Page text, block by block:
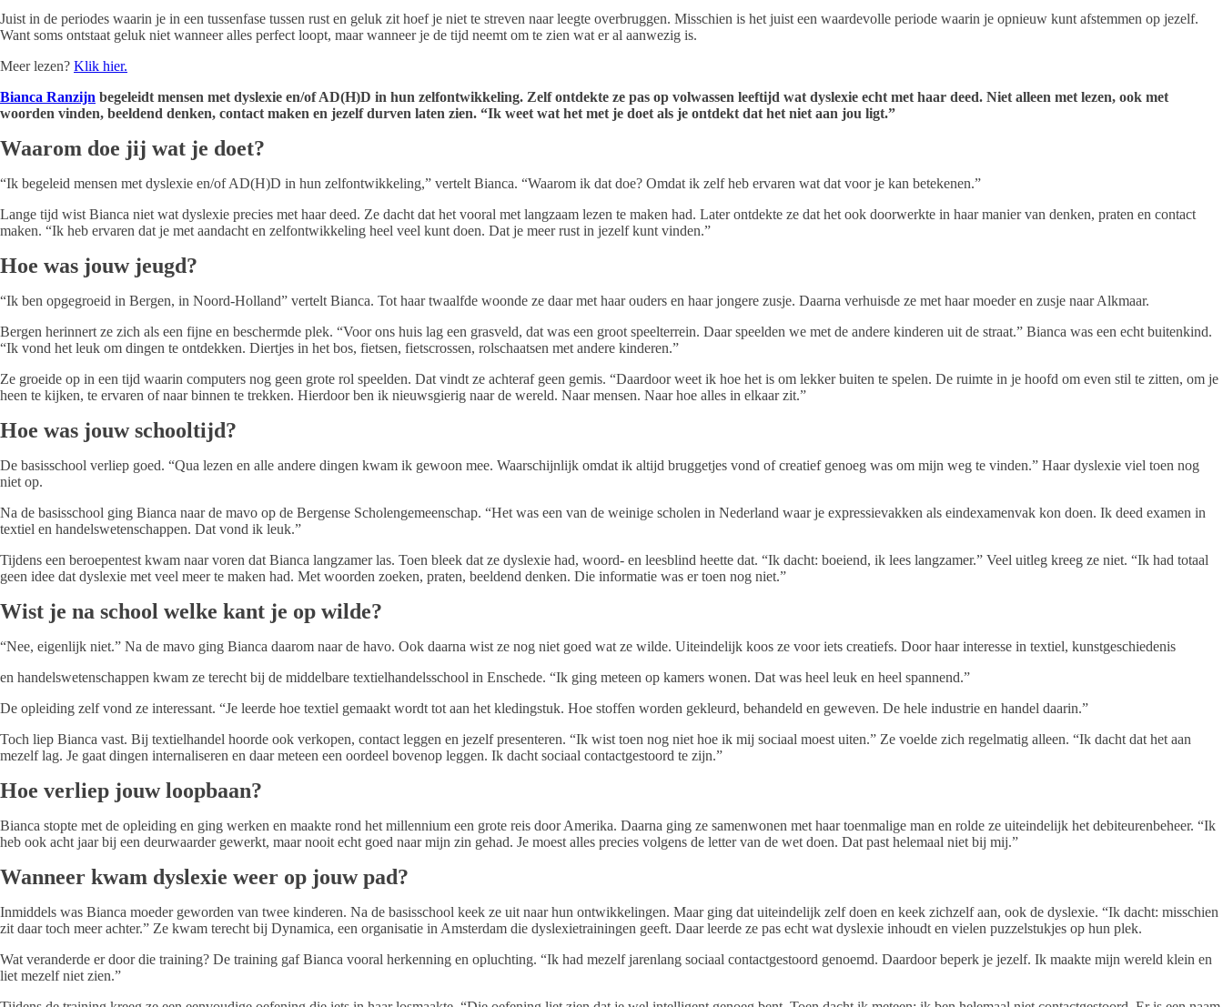
Juist in de periodes waarin je in een tussenfase tussen rust en geluk zit hoef je niet te streven naar leegte overbruggen. Misschien is het juist een waardevolle periode waarin je opnieuw kunt afstemmen op jezelf.
Want soms ontstaat geluk niet wanneer alles perfect loopt, maar wanneer je de tijd neemt om te zien wat er al aanwezig is.
Meer lezen? Klik hier.
Bianca Ranzijn begeleidt mensen met dyslexie en/of AD(H)D in hun zelfontwikkeling. Zelf ontdekte ze pas op volwassen leeftijd wat dyslexie echt met haar deed. Niet alleen met lezen, ook met
woorden vinden, beeldend denken, contact maken en jezelf durven laten zien. “Ik weet wat het met je doet als je ontdekt dat het niet aan jou ligt.”
Waarom doe jij wat je doet?
“Ik begeleid mensen met dyslexie en/of AD(H)D in hun zelfontwikkeling,” vertelt Bianca. “Waarom ik dat doe? Omdat ik zelf heb ervaren wat dat voor je kan betekenen.”
Lange tijd wist Bianca niet wat dyslexie precies met haar deed. Ze dacht dat het vooral met langzaam lezen te maken had. Later ontdekte ze dat het ook doorwerkte in haar manier van denken, praten en contact
maken. “Ik heb ervaren dat je met aandacht en zelfontwikkeling heel veel kunt doen. Dat je meer rust in jezelf kunt vinden.”
Hoe was jouw jeugd?
“Ik ben opgegroeid in Bergen, in Noord-Holland” vertelt Bianca. Tot haar twaalfde woonde ze daar met haar ouders en haar jongere zusje. Daarna verhuisde ze met haar moeder en zusje naar Alkmaar.
Bergen herinnert ze zich als een fijne en beschermde plek. “Voor ons huis lag een grasveld, dat was een groot speelterrein. Daar speelden we met de andere kinderen uit de straat.” Bianca was een echt buitenkind.
“Ik vond het leuk om dingen te ontdekken. Diertjes in het bos, fietsen, fietscrossen, rolschaatsen met andere kinderen.”
Ze groeide op in een tijd waarin computers nog geen grote rol speelden. Dat vindt ze achteraf geen gemis. “Daardoor weet ik hoe het is om lekker buiten te spelen. De ruimte in je hoofd om even stil te zitten, om je
heen te kijken, te ervaren of naar binnen te trekken. Hierdoor ben ik nieuwsgierig naar de wereld. Naar mensen. Naar hoe alles in elkaar zit.”
Hoe was jouw schooltijd?
De basisschool verliep goed. “Qua lezen en alle andere dingen kwam ik gewoon mee. Waarschijnlijk omdat ik altijd bruggetjes vond of creatief genoeg was om mijn weg te vinden.” Haar dyslexie viel toen nog
niet op.
Na de basisschool ging Bianca naar de mavo op de Bergense Scholengemeenschap. “Het was een van de weinige scholen in Nederland waar je expressievakken als eindexamenvak kon doen. Ik deed examen in
textiel en handelswetenschappen. Dat vond ik leuk.”
Tijdens een beroepentest kwam naar voren dat Bianca langzamer las. Toen bleek dat ze dyslexie had, woord- en leesblind heette dat. “Ik dacht: boeiend, ik lees langzamer.” Veel uitleg kreeg ze niet. “Ik had totaal
geen idee dat dyslexie met veel meer te maken had. Met woorden zoeken, praten, beeldend denken. Die informatie was er toen nog niet.”
Wist je na school welke kant je op wilde?
“Nee, eigenlijk niet.” Na de mavo ging Bianca daarom naar de havo. Ook daarna wist ze nog niet goed wat ze wilde. Uiteindelijk koos ze voor iets creatiefs. Door haar interesse in textiel, kunstgeschiedenis
en handelswetenschappen kwam ze terecht bij de middelbare textielhandelsschool in Enschede. “Ik ging meteen op kamers wonen. Dat was heel leuk en heel spannend.”
De opleiding zelf vond ze interessant. “Je leerde hoe textiel gemaakt wordt tot aan het kledingstuk. Hoe stoffen worden gekleurd, behandeld en geweven. De hele industrie en handel daarin.”
Toch liep Bianca vast. Bij textielhandel hoorde ook verkopen, contact leggen en jezelf presenteren. “Ik wist toen nog niet hoe ik mij sociaal moest uiten.” Ze voelde zich regelmatig alleen. “Ik dacht dat het aan
mezelf lag. Je gaat dingen internaliseren en daar meteen een oordeel bovenop leggen. Ik dacht sociaal contactgestoord te zijn.”
Hoe verliep jouw loopbaan?
Bianca stopte met de opleiding en ging werken en maakte rond het millennium een grote reis door Amerika. Daarna ging ze samenwonen met haar toenmalige man en rolde ze uiteindelijk het debiteurenbeheer. “Ik
heb ook acht jaar bij een deurwaarder gewerkt, maar nooit echt goed naar mijn zin gehad. Je moest alles precies volgens de letter van de wet doen. Dat past helemaal niet bij mij.”
Wanneer kwam dyslexie weer op jouw pad?
Inmiddels was Bianca moeder geworden van twee kinderen. Na de basisschool keek ze uit naar hun ontwikkelingen. Maar ging dat uiteindelijk zelf doen en keek zichzelf aan, ook de dyslexie. “Ik dacht: misschien
zit daar toch meer achter.” Ze kwam terecht bij Dynamica, een organisatie in Amsterdam die dyslexietrainingen geeft. Daar leerde ze pas echt wat dyslexie inhoudt en vielen puzzelstukjes op hun plek.
Wat veranderde er door die training? De training gaf Bianca vooral herkenning en opluchting. “Ik had mezelf jarenlang sociaal contactgestoord genoemd. Daardoor beperk je jezelf. Ik maakte mijn wereld klein en
liet mezelf niet zien.”